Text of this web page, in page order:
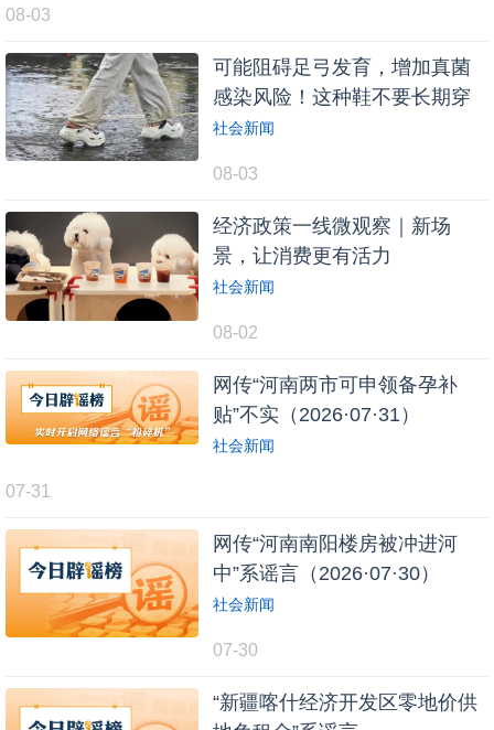
08-03
可能阻碍足弓发育，增加真菌
感染风险！这种鞋不要长期穿
社会新闻
08-03
经济政策一线微观察｜新场
景，让消费更有活力
社会新闻
08-02
网传“河南两市可申领备孕补
贴”不实（2026·07·31）
社会新闻
07-31
网传“河南南阳楼房被冲进河
中”系谣言（2026·07·30）
社会新闻
07-30
“新疆喀什经济开发区零地价供